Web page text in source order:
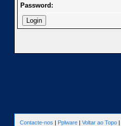
Password:
Contacte-nos | Pplware | Voltar ao Topo |